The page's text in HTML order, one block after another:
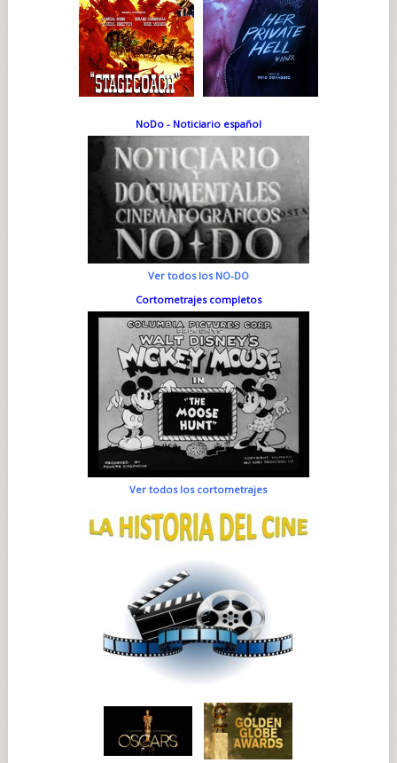
NoDo - Noticiario español
Ver todos los NO-DO
Cortometrajes completos
Ver todos los cortometrajes